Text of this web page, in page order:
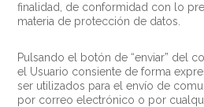
finalidad, de conformidad con lo
materia de protección de datos.
Pulsando el botón de “enviar” del
el Usuario consiente de forma
ser utilizados para el envío de
por correo electrónico o por